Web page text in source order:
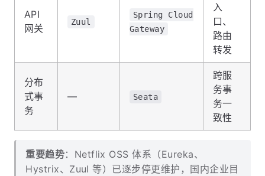
API
网关
Zuul
Spring Cloud
Gateway
入
口、
路由
转发
分布
式事
务
— Seata
跨服
务事
务一
致性
重要趋势：Netflix OSS 体系（Eureka、
Hystrix、Zuul 等）已逐步停更维护，国内企业目